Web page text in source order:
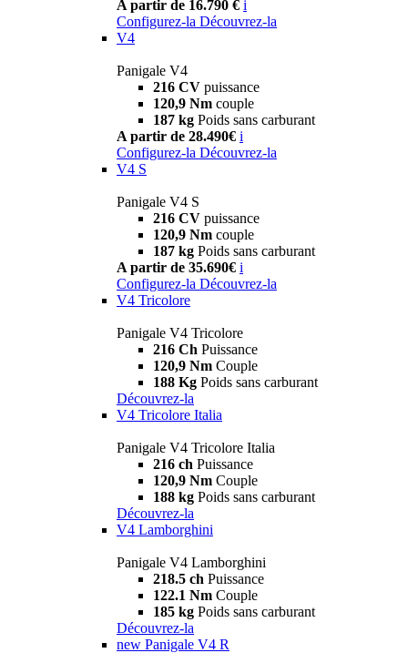
A partir de 16.790 € i
Configurez-la Découvrez-la
V4
Panigale V4
216 CV puissance
120,9 Nm couple
187 kg Poids sans carburant
A partir de 28.490€ i
Configurez-la Découvrez-la
V4 S
Panigale V4 S
216 CV puissance
120,9 Nm couple
187 kg Poids sans carburant
A partir de 35.690€ i
Configurez-la Découvrez-la
V4 Tricolore
Panigale V4 Tricolore
216 Ch Puissance
120,9 Nm Couple
188 Kg Poids sans carburant
Découvrez-la
V4 Tricolore Italia
Panigale V4 Tricolore Italia
216 ch Puissance
120,9 Nm Couple
188 kg Poids sans carburant
Découvrez-la
V4 Lamborghini
Panigale V4 Lamborghini
218.5 ch Puissance
122.1 Nm Couple
185 kg Poids sans carburant
Découvrez-la
new Panigale V4 R